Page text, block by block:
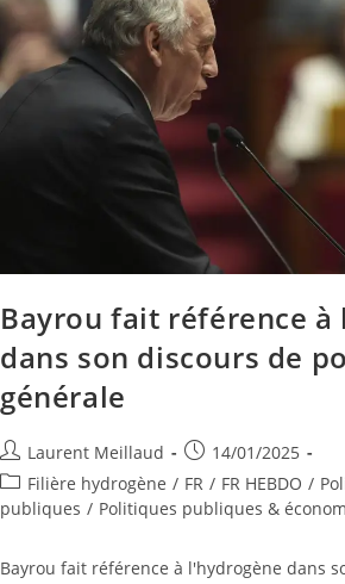
Bayrou fait référence à
dans son discours de
générale
Laurent Meillaud
14/01/2025
Filière hydrogène / FR / FR HEBDO /
publiques / Politiques publiques &
Bayrou fait référence à l'hydrogène dans